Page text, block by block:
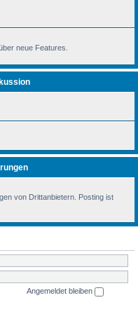
neue Features.
von Drittanbietern. Posting ist
Angemeldet bleiben